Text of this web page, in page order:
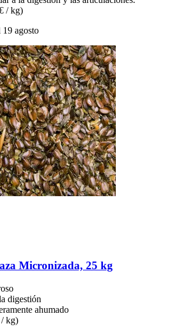
/ kg)
19 agosto
Micronizada, 25 kg
digestión
ahumado
kg)